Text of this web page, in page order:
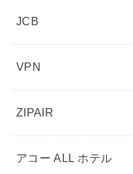
JCB
VPN
ZIPAIR
アコー ALL ホテル